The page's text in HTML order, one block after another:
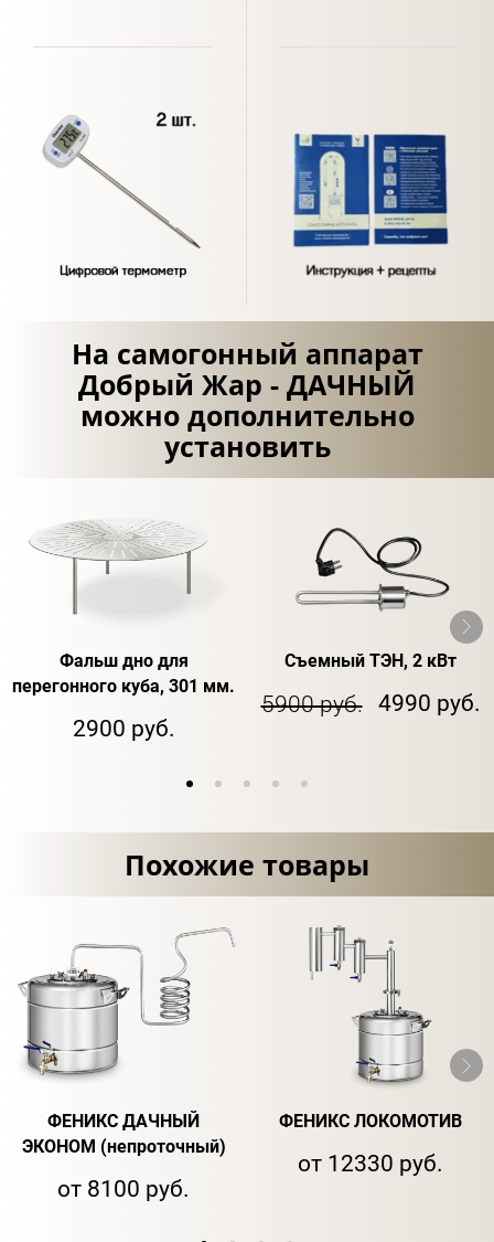
На самогонный аппарат
Добрый Жар - ДАЧНЫЙ
можно дополнительно
установить
Фальш дно для
перегонного куба, 301 мм.
2900 руб.
Съемный ТЭН, 2 кВт
5900 руб. 4990 руб.
Похожие товары
ФЕНИКС ДАЧНЫЙ
ЭКОНОМ (непроточный)
от 8100 руб.
ФЕНИКС ЛОКОМОТИВ
от 12330 руб.